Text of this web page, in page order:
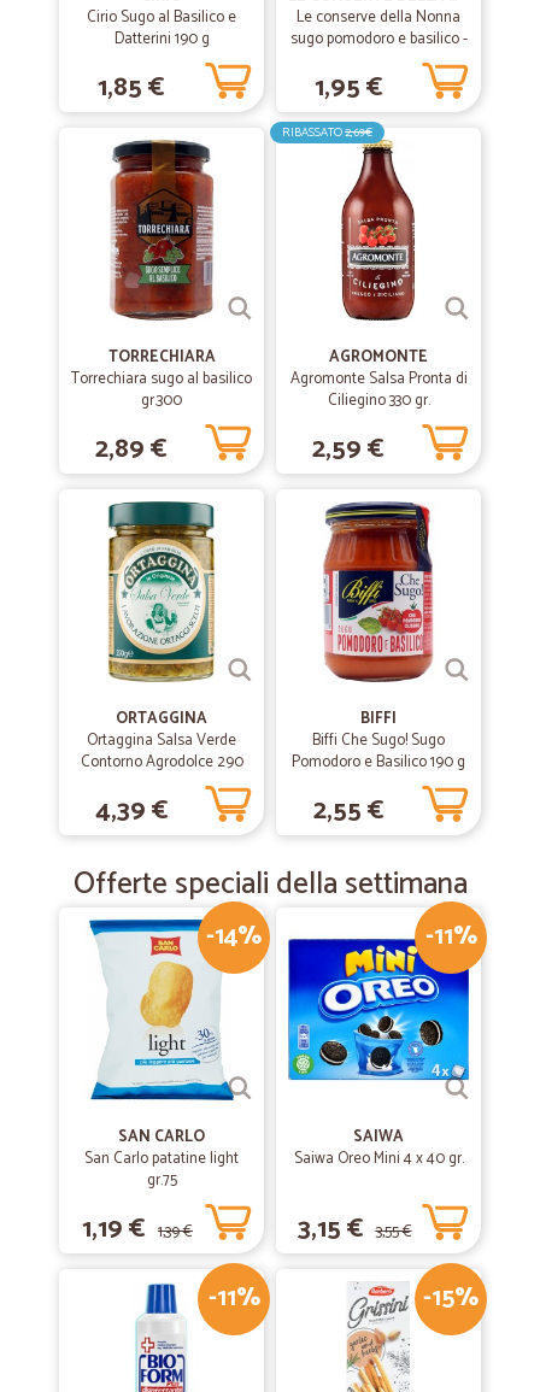
Ottima e consegne puntuali
Ottima e consegne puntuali
Cirio Sugo al Basilico e
Datterini 190 g
1,85 €
Le conserve della Nonna
sugo pomodoro e basilico -
1,95 €
TORRECHIARA
Torrechiara sugo al basilico
gr.300
2,89 €
RIBASSATO2,69€
AGROMONTE
Agromonte Salsa Pronta di
Ciliegino 330 gr.
2,59 €
ORTAGGINA
Ortaggina Salsa Verde
Contorno Agrodolce 290
4,39 €
BIFFI
Biffi Che Sugo! Sugo
Pomodoro e Basilico 190 g
2,55 €
Offerte speciali della settimana
-14%
SAN CARLO
San Carlo patatine light
gr.75
1,19 € 1,39 €
-11%
SAIWA
Saiwa Oreo Mini 4 x 40 gr.
3,15 € 3,55 €
-11% -15%